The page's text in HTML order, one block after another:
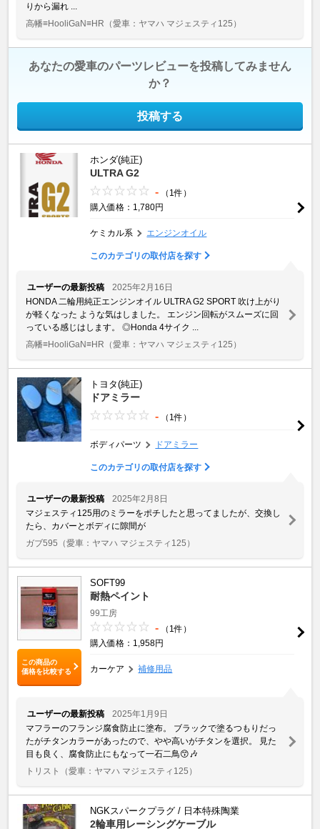
りから漏れ ...
高幡≡HooliGaN≡HR （愛車：ヤマハ マジェスティ125）
あなたの愛車のパーツレビューを投稿してみません
か？
投稿する
ホンダ(純正)
ULTRA G2
-
（1件）
購入価格：1,780円
ケミカル系 エンジンオイル
このカテゴリの取付店を探す
ユーザーの最新投稿
2025年2月16日
HONDA 二輪用純正エンジンオイル ULTRA G2 SPORT 吹け上がり
が軽くなった ような気はしました。 エンジン回転がスムーズに回
っている感じはします。 ◎Honda 4サイク ...
高幡≡HooliGaN≡HR （愛車：ヤマハ マジェスティ125）
トヨタ(純正)
ドアミラー
- （1件）
ボディパーツ ドアミラー
このカテゴリの取付店を探す
ユーザーの最新投稿
2025年2月8日
マジェスティ125用のミラーをポチしたと思ってましたが、交換し
たら、カバーとボディに隙間が
ガブ595 （愛車：ヤマハ マジェスティ125）
この商品の
価格を比較する
SOFT99
耐熱ペイント
99工房
-
（1件）
購入価格：1,958円
カーケア 補修用品
ユーザーの最新投稿
2025年1月9日
マフラーのフランジ腐食防止に塗布。 ブラックで塗るつもりだっ
たがチタンカラーがあったので、やや高いがチタンを選択。 見た
目も良く、腐食防止にもなって一石二鳥😙🎶
トリスト
（愛車：ヤマハ マジェスティ125）
NGKスパークプラグ / 日本特殊陶業
2輪車用レーシングケーブル